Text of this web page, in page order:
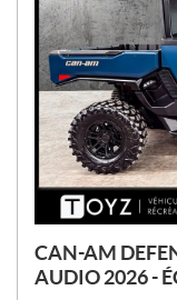
CAN-AM
AUDIO 2026 -